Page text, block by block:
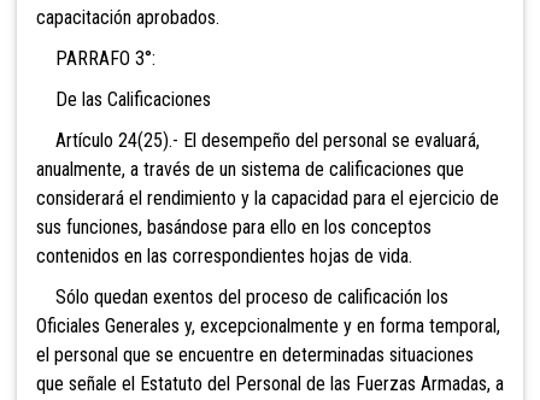
capacitación aprobados.
PARRAFO 3°:
De las Calificaciones
Artículo 24(25).- El desempeño del personal se evaluará,
anualmente, a través de un sistema de calificaciones que
considerará el rendimiento y la capacidad para el ejercicio de
sus funciones, basándose para ello en los conceptos
contenidos en las correspondientes hojas de vida.
Sólo quedan exentos del proceso de calificación los
Oficiales Generales y, excepcionalmente y en forma temporal,
el personal que se encuentre en determinadas situaciones
que señale el Estatuto del Personal de las Fuerzas Armadas, a